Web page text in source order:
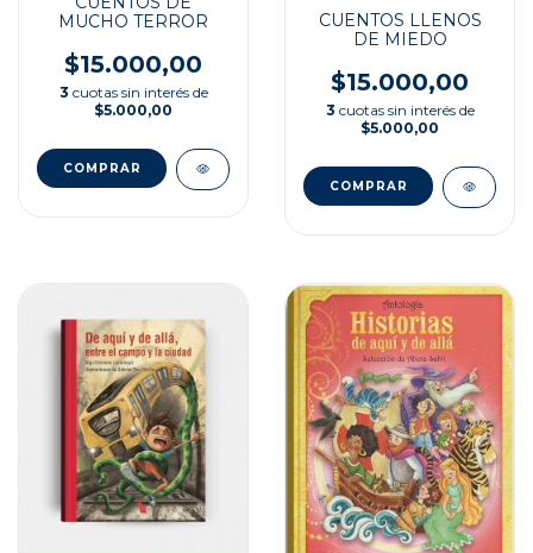
MUCHO TERROR
$15.000,00
3 cuotas sin interés de
$5.000,00
CUENTOS LLENOS
DE MIEDO
$15.000,00
3 cuotas sin interés de
$5.000,00